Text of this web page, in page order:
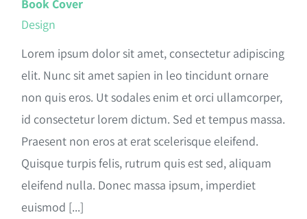
Book Cover
Design
Lorem ipsum dolor sit amet, consectetur adipiscing
elit. Nunc sit amet sapien in leo tincidunt ornare
non quis eros. Ut sodales enim et orci ullamcorper,
id consectetur lorem dictum. Sed et tempus massa.
Praesent non eros at erat scelerisque eleifend.
Quisque turpis felis, rutrum quis est sed, aliquam
eleifend nulla. Donec massa ipsum, imperdiet
euismod [...]